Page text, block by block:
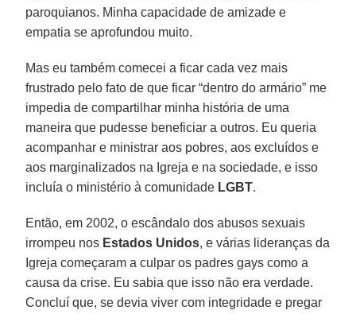
paroquianos. Minha capacidade de amizade e
empatia se aprofundou muito.
Mas eu também comecei a ficar cada vez mais
frustrado pelo fato de que ficar “dentro do armário” me
impedia de compartilhar minha história de uma
maneira que pudesse beneficiar a outros. Eu queria
acompanhar e ministrar aos pobres, aos excluídos e
aos marginalizados na Igreja e na sociedade, e isso
incluía o ministério à comunidade LGBT.
Então, em 2002, o escândalo dos abusos sexuais
irrompeu nos Estados Unidos, e várias lideranças da
Igreja começaram a culpar os padres gays como a
causa da crise. Eu sabia que isso não era verdade.
Concluí que, se devia viver com integridade e pregar